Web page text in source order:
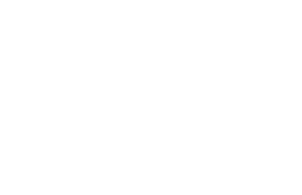
ხანძარუსაფრთხოების მკაცრი
და სხვა სატრანსპორტო
საფრთხის დონეებზე HL1,
და ალი ზედაპირზე არ
უკიდურესად დაბალი მაჩვენებლები და
იქ, სადაც საგანგებო სიტუაციის